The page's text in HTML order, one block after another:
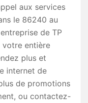
aux services
le 86240 au
de TP
votre entière
plus et
internet de
de promotions
ou contactez-